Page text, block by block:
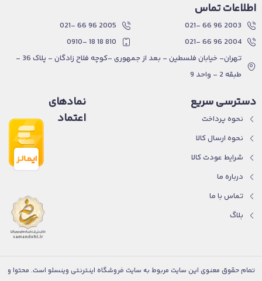
اطلاعات تماس
2003 96 66 -021
2004 96 66 -021
2005 96 66 -021
810 18 18 -0910
تهران- خیابان فلسطین - بعد از جمهوری -کوچه فلاح زادگان - پلاک 36 -
طبقه 2 - واحد 9
دسترسی سریع
نحوه پرداخت
نحوه ارسال کالا
شرایط عودت کالا
درباره ما
تماس با ما
بلاگ
نمادهای
اعتماد
تمام حقوق معنوی این سایت مربوط به سایت فروشگاه اینترنتی وینسلو است. محتوا و